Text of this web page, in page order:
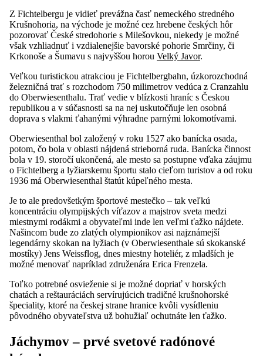
Z Fichtelbergu je vidieť prevážna časť nemeckého stredného
Krušnohoria, na východe je možné cez hrebene českých hôr
pozorovať České stredohorie s Milešovkou, niekedy je možné
však vzhliadnuť i vzdialenejšie bavorské pohorie Smrčiny, či
Krkonoše a Šumavu s najvyššou horou Velký Javor.
Veľkou turistickou atrakciou je Fichtelbergbahn, úzkorozchodná
železničná trať s rozchodom 750 milimetrov vedúca z Cranzahlu
do Oberwiesenthalu. Trať vedie v blízkosti hraníc s Českou
republikou a v súčasnosti sa na nej uskutočňuje len osobná
doprava s vlakmi ťahanými výhradne parnými lokomotívami.
Oberwiesenthal bol založený v roku 1527 ako banícka osada,
potom, čo bola v oblasti nájdená strieborná ruda. Banícka činnost
bola v 19. storočí ukončená, ale mesto sa postupne vďaka záujmu
o Fichtelberg a lyžiarskemu športu stalo cieľom turistov a od roku
1936 má Oberwiesenthal štatút kúpeľného mesta.
Je to ale predovšetkým športové mestečko – tak veľkú
koncentráciu olympijských víťazov a majstrov sveta medzi
miestnymi rodákmi a obyvateľmi inde len veľmi ťažko nájdete.
Našincom bude zo zlatých olympionikov asi najznámejší
legendárny skokan na lyžiach (v Oberwiesenthale sú skokanské
mostíky) Jens Weissflog, dnes miestny hoteliér, z mladších je
možné menovať napríklad združenára Erica Frenzela.
Toľko potrebné osvieženie si je možné dopriať v horských
chatách a reštauráciách servírujúcich tradičné krušnohorské
špeciality, ktoré na českej strane hranice kvôli vysídleniu
pôvodného obyvateľstva už bohužiaľ ochutnáte len ťažko.
Jáchymov – prvé svetové radónové